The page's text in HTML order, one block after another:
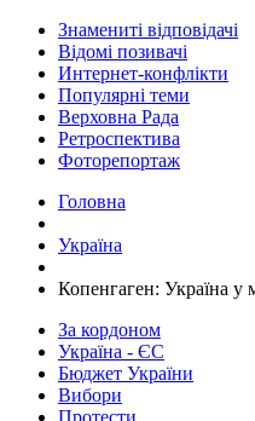
Знамениті відповідачі
Відомі позивачі
Интернет-конфлікти
Популярні теми
Верховна Рада
Ретроспектива
Фоторепортаж
Головна
Україна
Копенгаген: Україна у
За кордоном
Україна - ЄС
Бюджет України
Вибори
Протести